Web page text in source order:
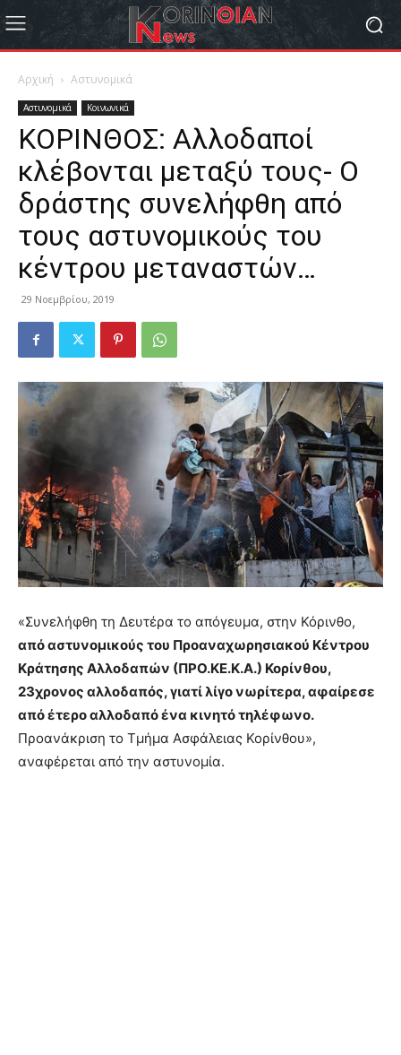
Αρχική Αστυνομικά
Αστυνομικά Κοινωνικά
ΚΟΡΙΝΘΟΣ: Αλλοδαποί
κλέβονται μεταξύ τους- Ο
δράστης συνελήφθη από
τους αστυνομικούς του
κέντρου μεταναστών…
29 Νοεμβρίου, 2019
«Συνελήφθη τη Δευτέρα το απόγευμα, στην Κόρινθο,
από αστυνομικούς του Προαναχωρησιακού Κέντρου
Κράτησης Αλλοδαπών (ΠΡΟ.ΚΕ.Κ.Α.) Κορίνθου,
23χρονος αλλοδαπός, γιατί λίγο νωρίτερα, αφαίρεσε
από έτερο αλλοδαπό ένα κινητό τηλέφωνο.
Προανάκριση το Τμήμα Ασφάλειας Κορίνθου»,
αναφέρεται από την αστυνομία.